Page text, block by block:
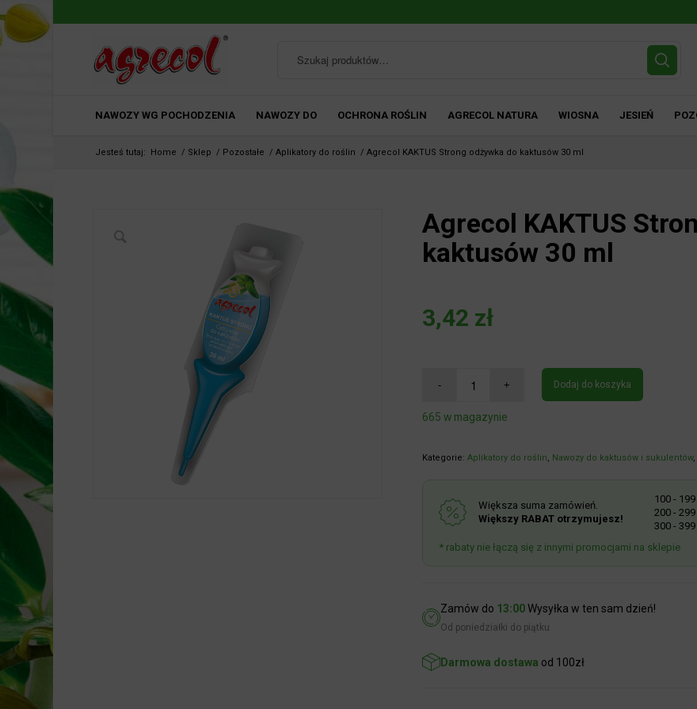
NAWOZY WG POCHODZENIA NAWOZY DO OCHRONA ROŚLIN AGRECOL NATURA WIOSNA JESIEŃ
Jesteś tutaj: Home / Sklep / Pozostałe / Aplikatory do roślin / Agrecol KAKTUS Strong odżywka do kaktusów 30 ml
Agrecol KAKTUS
kaktusów 30 ml
3,42 zł
Dodaj do koszyka
665 w magazynie
Kategorie:Aplikatory do roślin,Nawozy do kaktusów i sukulentów,
Większa suma zamówień.
Większy RABAT otrzymujesz!
100 - 199
200 - 299
300 - 399
* rabaty nie łączą się z innymi promocjami na sklepie
Zamów do13:00Wysyłka w ten sam dzień!
Od poniedziałki do piątku
Darmowa dostawaod 100zł